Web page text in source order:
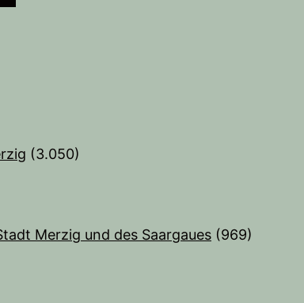
(3.050)
Merzig und des Saargaues (969)